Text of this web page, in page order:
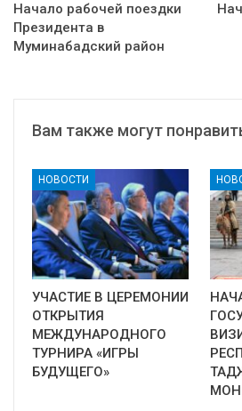
Начало рабочей поездки
Президента в
Муминабадский район
Вам также могут
НОВОСТИ
УЧАСТИЕ В ЦЕРЕМОНИИ
ОТКРЫТИЯ
МЕЖДУНАРОДНОГО
ТУРНИРА «ИГРЫ
БУДУЩЕГО»